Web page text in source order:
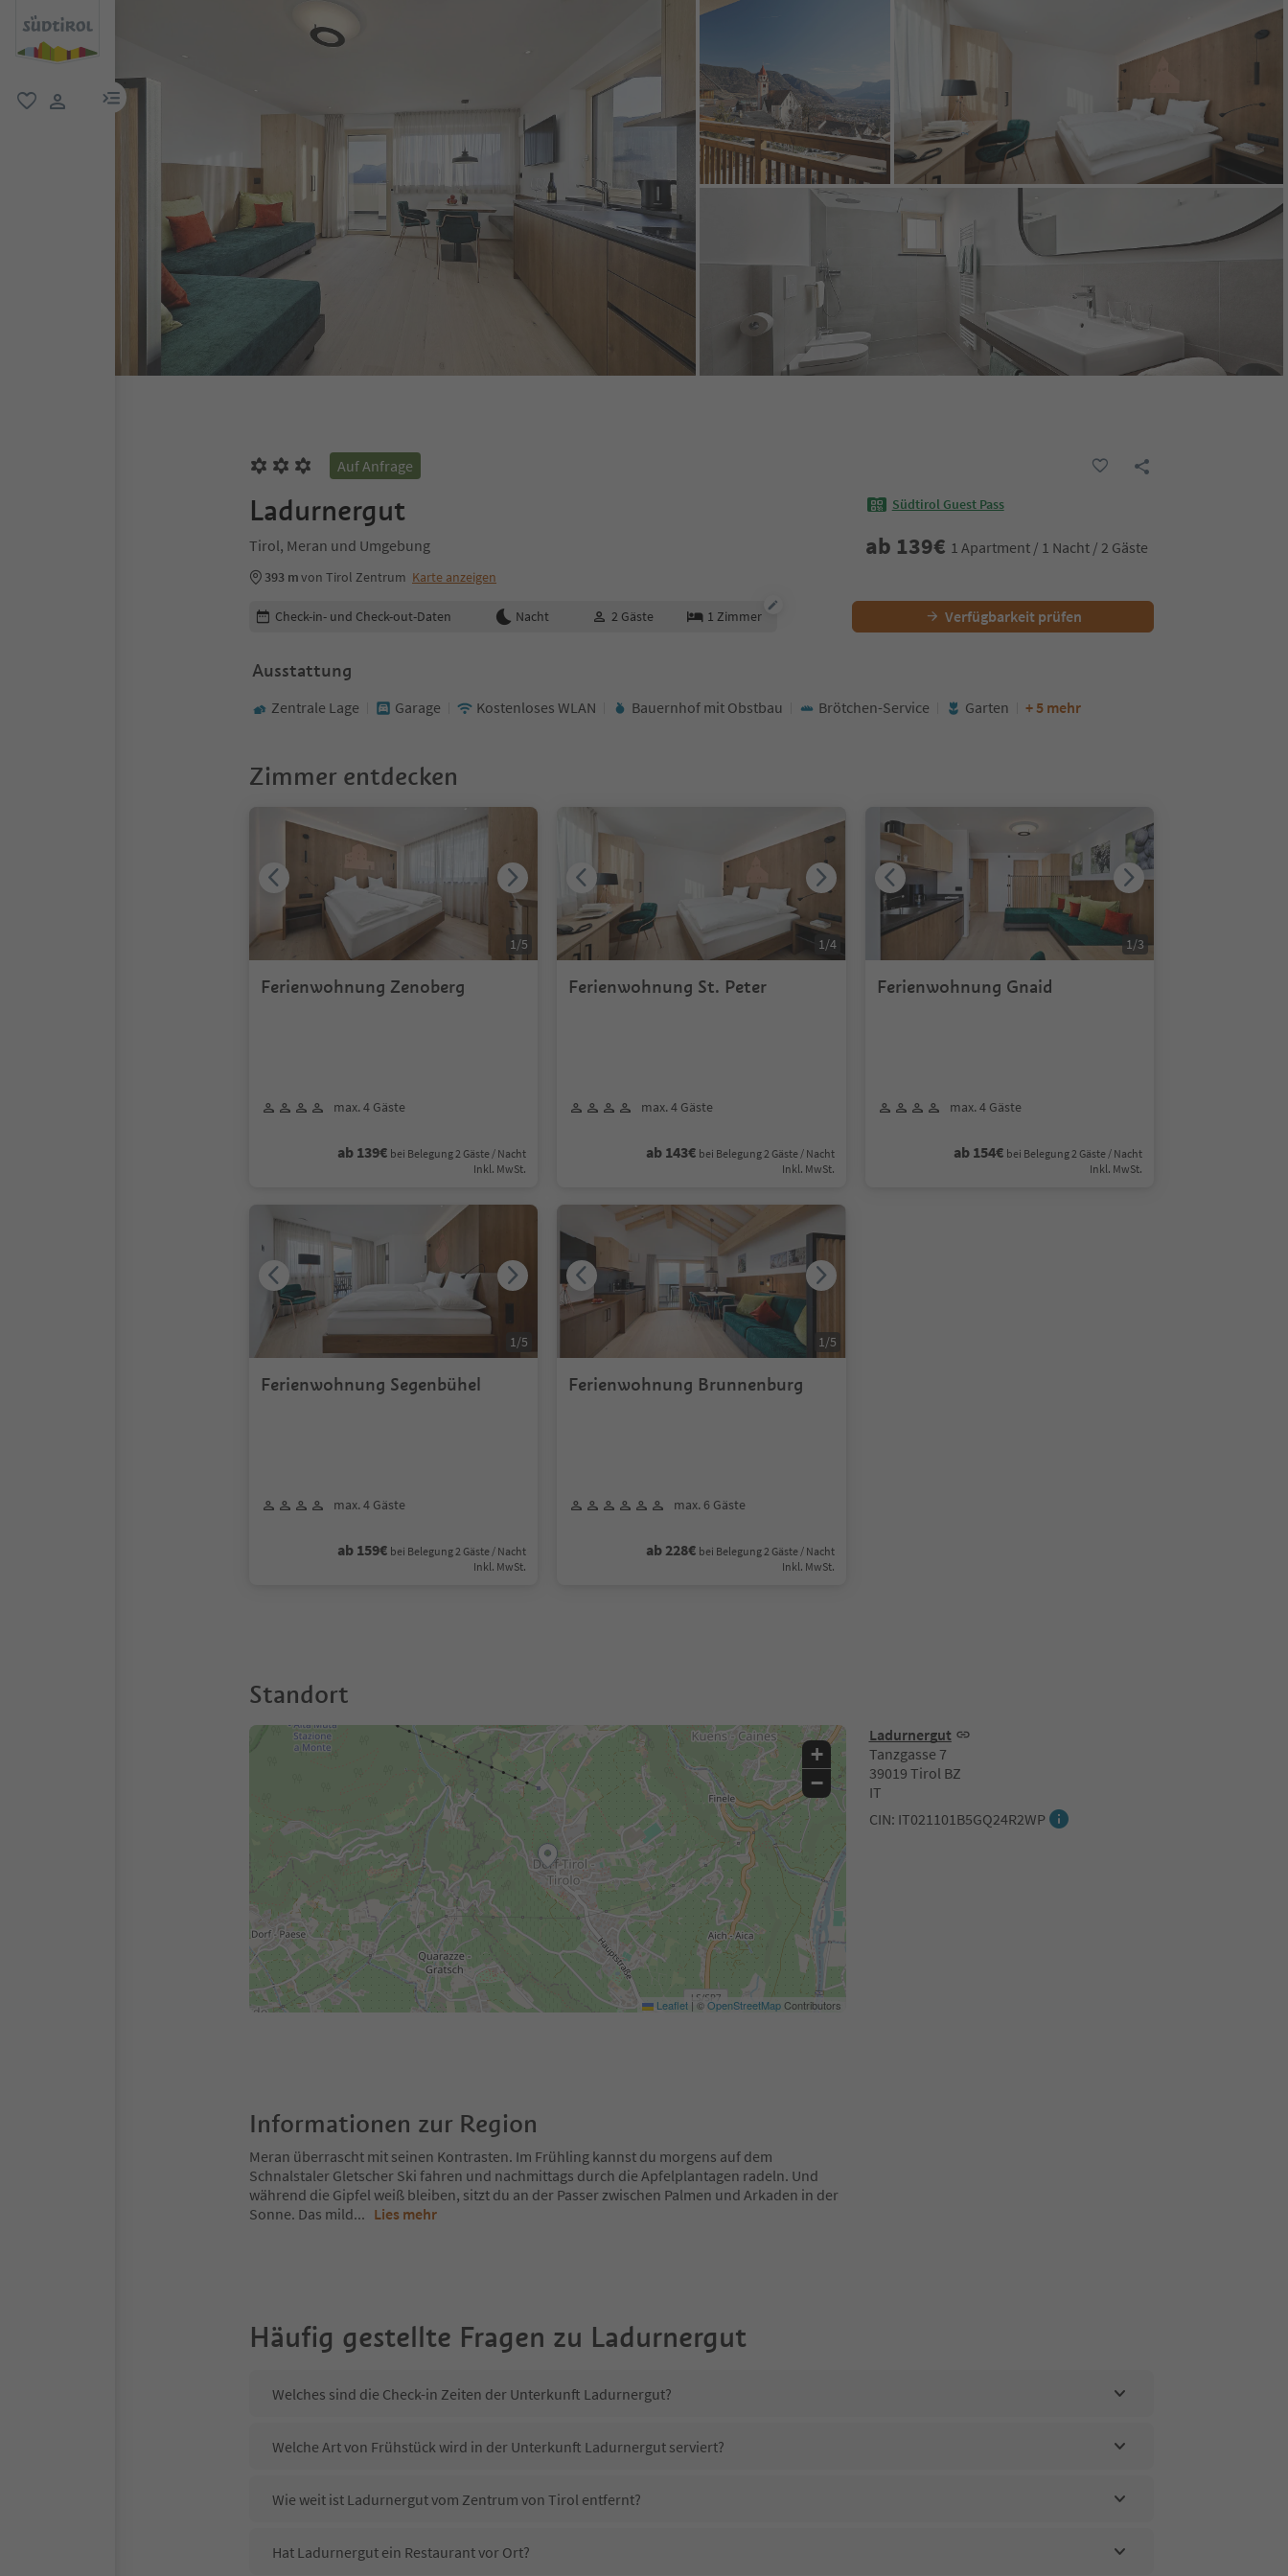
menu link
Auf Anfrage
Ladurnergut
Tirol, Meran und Umgebung
393 mvon Tirol Zentrum Karte anzeigen
Südtirol Guest Pass
ab 139€ 1 Apartment / 1 Nacht / 2 Gäste
Buchungsdetails bearbeiten
Check-in- und Check-out-Daten Nacht 2 Gäste 1 Zimmer Verfügbarkeit prüfen
Ausstattung
Zentrale Lage Garage Kostenloses WLAN Bauernhof mit Obstbau Brötchen-Service Garten + 5 mehr
Zimmer entdecken
Ferienwohnung Zenoberg
max. 4 Gäste
ab 139€ bei Belegung 2 Gäste / Nacht
Inkl. MwSt.
1/5
Ferienwohnung St. Peter
max. 4 Gäste
ab 143€ bei Belegung 2 Gäste / Nacht
Inkl. MwSt.
1/4
Ferienwohnung Gnaid
max. 4 Gäste
ab 154€ bei Belegung 2 Gäste / Nacht
Inkl. MwSt.
1/3
Ferienwohnung Segenbühel
max. 4 Gäste
ab 159€ bei Belegung 2 Gäste / Nacht
Inkl. MwSt.
1/5
Ferienwohnung Brunnenburg
max. 6 Gäste
ab 228€ bei Belegung 2 Gäste / Nacht
Inkl. MwSt.
1/5
Standort
Ladurnergut
Tanzgasse 7
39019 Tirol BZ
IT
CIN: IT021101B5GQ24R2WP
+
−
Leaflet | ©OpenStreetMapContributors
Informationen zur Region
Meran überrascht mit seinen Kontrasten. Im Frühling kannst du morgens auf dem
Schnalstaler Gletscher Ski fahren und nachmittags durch die Apfelplantagen radeln. Und
während die Gipfel weiß bleiben, sitzt du an der Passer zwischen Palmen und Arkaden in der
Sonne. Das mild... Lies mehr
Häufig gestellte Fragen zu Ladurnergut
Welches sind die Check-in Zeiten der Unterkunft Ladurnergut?
Welche Art von Frühstück wird in der Unterkunft Ladurnergut serviert?
Wie weit ist Ladurnergut vom Zentrum von Tirol entfernt?
Hat Ladurnergut ein Restaurant vor Ort?